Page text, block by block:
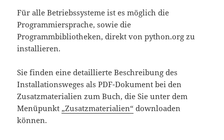
Für alle Betriebssysteme ist es möglich die
Programmiersprache, sowie die
Programmbibliotheken, direkt von python.org zu
installieren.
Sie finden eine detaillierte Beschreibung des
Installationsweges als PDF-Dokument bei den
Zusatzmaterialien zum Buch, die Sie unter dem
Menüpunkt „Zusatzmaterialien“ downloaden
können.